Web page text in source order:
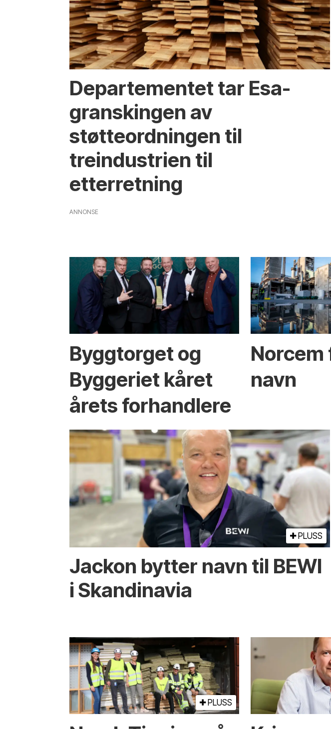
Departementet tar Esa-
granskingen av
støtteordningen til
treindustrien til
etterretning
ANNONSE
Byggtorget og
Byggeriet kåret
årets forhandlere
navn
PLUSS
Jackon bytter navn til BEWI
i Skandinavia
PLUSS